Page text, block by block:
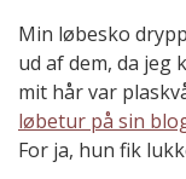
Min løbesko
ud af dem, da jeg
mit hår var
løbetur på sin
For ja, hun fik